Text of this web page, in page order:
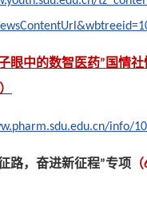
眼中的数智医药”国情
info/
路，奋进新征程”专项